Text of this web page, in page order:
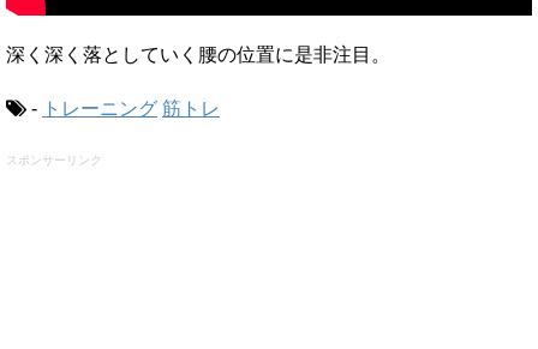
深く深く落としていく腰の位置に是非注目。
- トレーニング 筋トレ
スポンサーリンク